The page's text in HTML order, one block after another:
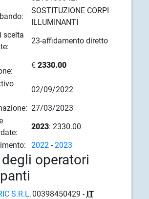
SOSTITUZIONE CORPI
ILLUMINANTI
scelta
23-affidamento diretto
€ 2330.00
02/09/2022
27/03/2023
2023: 2330.00
2022 -2023
operatori
S.R.L. 00398450429 - IT